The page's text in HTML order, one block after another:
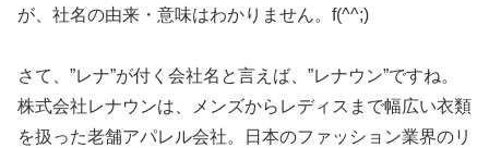
が、社名の由来・意味はわかりません。f(^^;)
さて、”レナ”が付く会社名と言えば、”レナウン”ですね。
株式会社レナウンは、メンズからレディスまで幅広い衣類
を扱った老舗アパレル会社。日本のファッション業界のリ